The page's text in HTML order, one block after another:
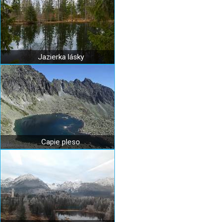
Jazierka lásky
Capie pleso